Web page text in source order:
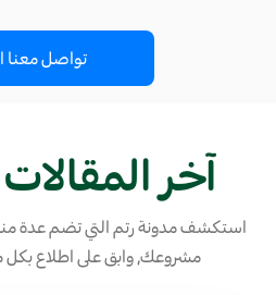
تواصل معنا
آخر المقالات
استكشف مدونة رتم التي تضم عدة
مشروعك, وابق على اطلاع بكل